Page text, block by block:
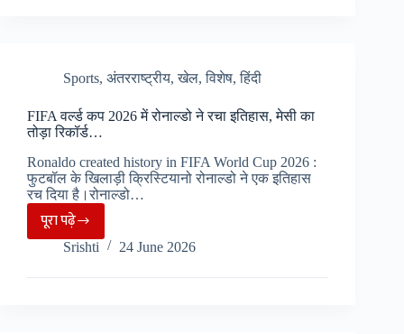
शुरुआत,
देश
करीब
3
हजार
खिलाड़ी
लेंगे
हिस्सा…
Sports, अंतरराष्ट्रीय,खेल,विशेष,हिंदी
FIFA वर्ल्ड कप 2026 में रोनाल्डो ने रचा इतिहास, मेसी का
तोड़ा रिकॉर्ड…
Ronaldo created history in FIFA World Cup 2026 :
फुटबॉल के खिलाड़ी क्रिस्टियानो रोनाल्डो ने एक इतिहास
रच दिया है।रोनाल्डो…
पूरा पढ़ेFIFA
वर्ल्ड
कप
Srishti 24 June 2026